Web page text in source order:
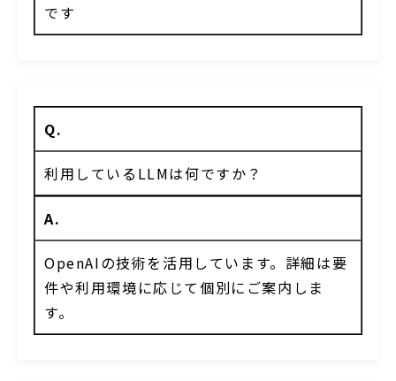
です
Q.
利用しているLLMは何ですか？
A.
OpenAIの技術を活用しています。詳細は要
件や利用環境に応じて個別にご案内しま
す。